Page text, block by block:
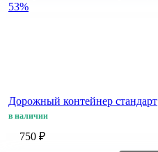
53%
Дорожный контейнер стандарт
в наличии
750 ₽